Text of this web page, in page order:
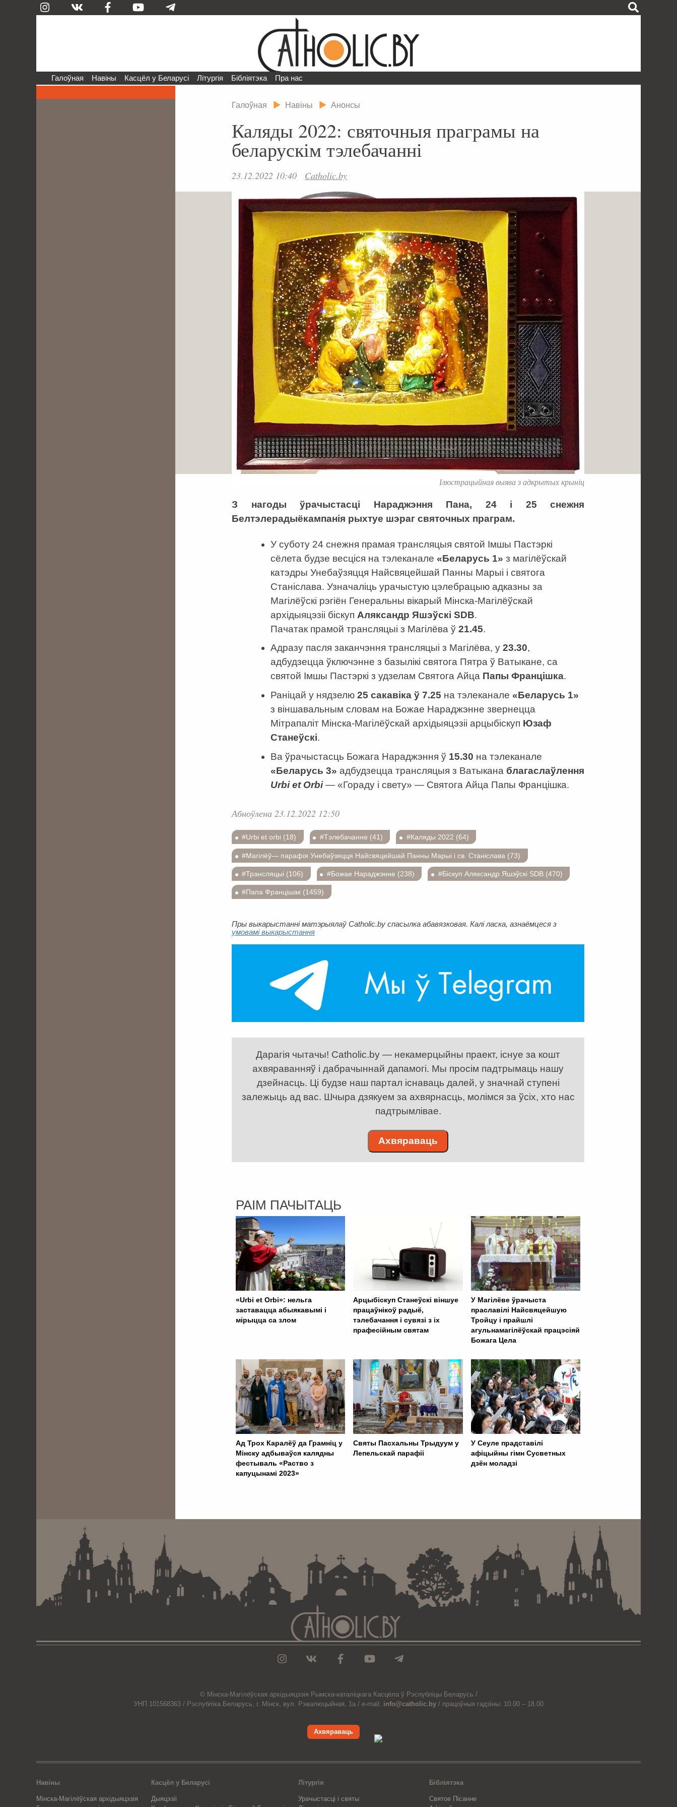
Галоўная Навіны Касцёл у Беларусі Літургія Бібліятэка Пра нас
Галоўная Навіны Анонсы
Каляды 2022: святочныя праграмы на
беларускім тэлебачанні
23.12.2022 10:40 Catholic.by
Ілюстрацыйная выява з адкрытых крыніц
З нагоды ўрачыстасці Нараджэння Пана, 24 і 25 снежня
Белтэлерадыёкампанія рыхтуе шэраг святочных праграм.
У суботу 24 снежня прамая трансляцыя святой Імшы Пастэркі
сёлета будзе весціся на тэлеканале «Беларусь 1» з магілёўскай
катэдры Унебаўзяцця Найсвяцейшай Панны Марыі і святога
Станіслава. Узначаліць урачыстую цэлебрацыю адказны за
Магілёўскі рэгіён Генеральны вікарый Мінска-Магілёўскай
архідыяцэзіі біскуп Аляксандр Яшэўскі SDB.
Пачатак прамой трансляцыі з Магілёва ў 21.45.
Адразу пасля заканчэння трансляцыі з Магілёва, у 23.30,
адбудзецца ўключэнне з базылікі святога Пятра ў Ватыкане, са
святой Імшы Пастэркі з удзелам Святога Айца Папы Францішка.
Раніцай у нядзелю 25 сакавіка ў 7.25 на тэлеканале «Беларусь 1»
з віншавальным словам на Божае Нараджэнне звернецца
Мітрапаліт Мінска-Магілёўскай архідыяцэзіі арцыбіскуп Юзаф
Станеўскі.
Ва ўрачыстасць Божага Нараджэння ў 15.30 на тэлеканале
«Беларусь 3» адбудзецца трансляцыя з Ватыкана благаслаўлення
Urbi et Orbi— «Гораду і свету» — Святога Айца Папы Францішка.
Абноўлена 23.12.2022 12:50
#Urbi et orbi (18) #Тэлебачанне (41) #Каляды 2022 (64)
#Магілёў— парафія Унебаўзяцця Найсвяцейшай Панны Марыі і св. Станіслава (73)
#Трансляцыі (106) #Божае Нараджэнне (238) #Біскуп Аляксандр Яшэўскі SDB (470)
#Папа Францішак (1459)
Пры выкарыстанні матэрыялаў Catholic.by спасылка абавязковая. Калі ласка, азнаёмцеся з
умовамі выкарыстання
Дарагія чытачы! Catholic.by — некамерцыйны праект, існуе за кошт
ахвяраванняў і дабрачыннай дапамогі. Мы просім падтрымаць нашу
дзейнасць. Ці будзе наш партал існаваць далей, у значнай ступені
залежыць ад вас. Шчыра дзякуем за ахвярнасць, молімся за ўсіх, хто нас
падтрымлівае.
Ахвяраваць
РАІМ ПАЧЫТАЦЬ
«Urbi et Orbi»: нельга
заставацца абыякавымі і
мірыцца са злом
Арцыбіскуп Станеўскі віншуе
працаўнікоў радыё,
тэлебачання і сувязі з іх
прафесійным святам
У Магілёве ўрачыста
праславілі Найсвяцейшую
Тройцу і прайшлі
агульнамагілёўскай працэсіяй
Божага Цела
Ад Трох Каралёў да Грамніц у
Мінску адбываўся калядны
фестываль «Раство з
капуцынамі 2023»
Святы Пасхальны Трыдуум у
Лепельскай парафіі
У Сеуле прадставілі
афіцыйны гімн Сусветных
дзён моладзі
© Мiнска-Магiлёўская архiдыяцэзiя Рымска-каталіцкага Касцёла ў Рэспубліцы Беларусь /
УНП 101568363 / Рэспубліка Беларусь, г. Мінск, вул. Рэвалюцыйная, 1а / e-mail: info@catholic.by/ працоўныя гадзіны: 10.00 – 18.00
Ахвяраваць
Навіны
Мінска-Магілёўская архідыяцэзія
Касцёл у Беларусі
Дыяцэзіі
Літургія
Урачыстасці і святы
Бібліятэка
Святое Пісанне